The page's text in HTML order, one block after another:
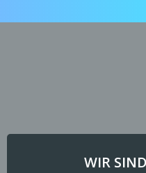
WIR